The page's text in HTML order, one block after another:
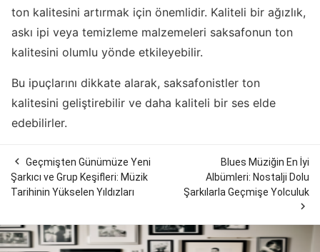
ton kalitesini artırmak için önemlidir. Kaliteli bir ağızlık,
askı ipi veya temizleme malzemeleri saksafonun ton
kalitesini olumlu yönde etkileyebilir.
Bu ipuçlarını dikkate alarak, saksafonistler ton
kalitesini geliştirebilir ve daha kaliteli bir ses elde
edebilirler.
 Geçmişten Günümüze Yeni
Şarkıcı ve Grup Keşifleri: Müzik
Tarihinin Yükselen Yıldızları
Blues Müziğin En İyi
Albümleri: Nostalji Dolu
Şarkılarla Geçmişe Yolculuk
